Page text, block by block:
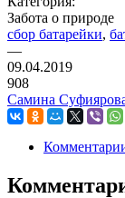
Забота о природе
сбор батарейки,
—
09.04.2019
908
Самина